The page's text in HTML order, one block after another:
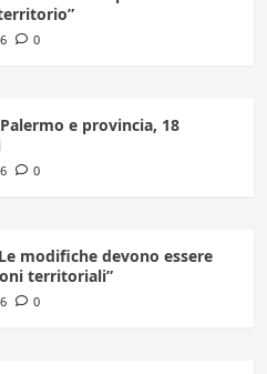
0
e provincia, 18
0
modifiche devono essere
territoriali”
0